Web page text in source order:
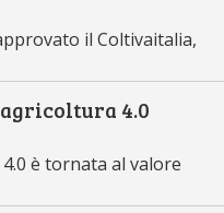
il Coltivaitalia,
4.0
è tornata al valore